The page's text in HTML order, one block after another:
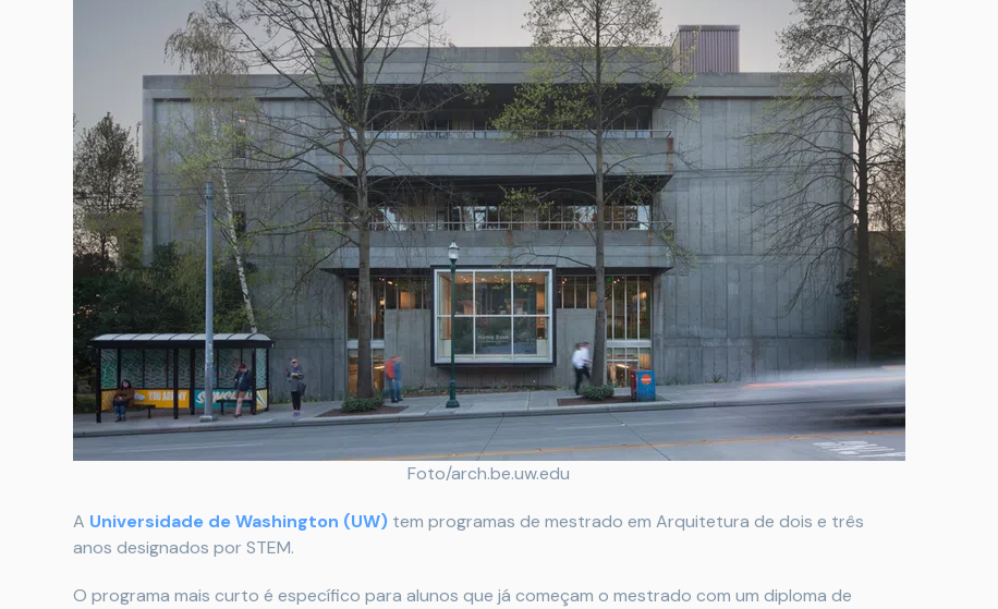
Foto/arch.be.uw.edu
A Universidade de Washington (UW) tem programas de mestrado em Arquitetura de dois e três
anos designados por STEM.
O programa mais curto é específico para alunos que já começam o mestrado com um diploma de